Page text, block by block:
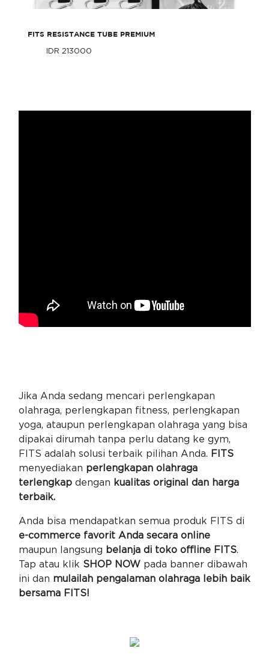
FITS RESISTANCE TUBE PREMIUM
IDR 213000
IDR 213000
Jika Anda sedang mencari perlengkapan
olahraga, perlengkapan fitness, perlengkapan
yoga, ataupun perlengkapan olahraga yang bisa
dipakai dirumah tanpa perlu datang ke gym,
FITS adalah solusi terbaik pilihan Anda. FITS
menyediakan perlengkapan olahraga
terlengkapdengan kualitas original dan harga
terbaik.
Anda bisa mendapatkan semua produk FITS di
e-commerce favorit Anda secara online
maupun langsung belanja di toko offline FITS.
Tap atau klik SHOP NOW pada banner dibawah
ini dan mulailah pengalaman olahraga lebih baik
bersama FITS!